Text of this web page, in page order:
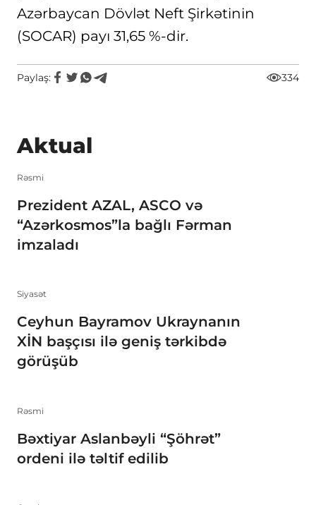
Azərbaycan Dövlət Neft Şirkətinin
(SOCAR) payı 31,65 %-dir.
Paylaş: 334
Aktual
Rəsmi
Prezident AZAL, ASCO və
“Azərkosmos”la bağlı Fərman
imzaladı
Siyasət
Ceyhun Bayramov Ukraynanın
XİN başçısı ilə geniş tərkibdə
görüşüb
Rəsmi
Bəxtiyar Aslanbəyli “Şöhrət”
ordeni ilə təltif edilib